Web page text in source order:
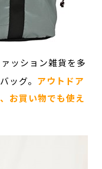
ッション雑貨を多
ッグ。 アウトドア
お買い物でも使え